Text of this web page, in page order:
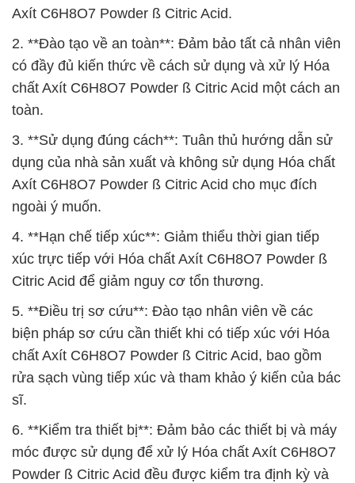
Axít C6H8O7 Powder ß Citric Acid.
2. **Đào tạo về an toàn**: Đảm bảo tất cả nhân viên
có đầy đủ kiến thức về cách sử dụng và xử lý Hóa
chất Axít C6H8O7 Powder ß Citric Acid một cách an
toàn.
3. **Sử dụng đúng cách**: Tuân thủ hướng dẫn sử
dụng của nhà sản xuất và không sử dụng Hóa chất
Axít C6H8O7 Powder ß Citric Acid cho mục đích
ngoài ý muốn.
4. **Hạn chế tiếp xúc**: Giảm thiểu thời gian tiếp
xúc trực tiếp với Hóa chất Axít C6H8O7 Powder ß
Citric Acid để giảm nguy cơ tổn thương.
5. **Điều trị sơ cứu**: Đào tạo nhân viên về các
biện pháp sơ cứu cần thiết khi có tiếp xúc với Hóa
chất Axít C6H8O7 Powder ß Citric Acid, bao gồm
rửa sạch vùng tiếp xúc và tham khảo ý kiến của bác
sĩ.
6. **Kiểm tra thiết bị**: Đảm bảo các thiết bị và máy
móc được sử dụng để xử lý Hóa chất Axít C6H8O7
Powder ß Citric Acid đều được kiểm tra định kỳ và